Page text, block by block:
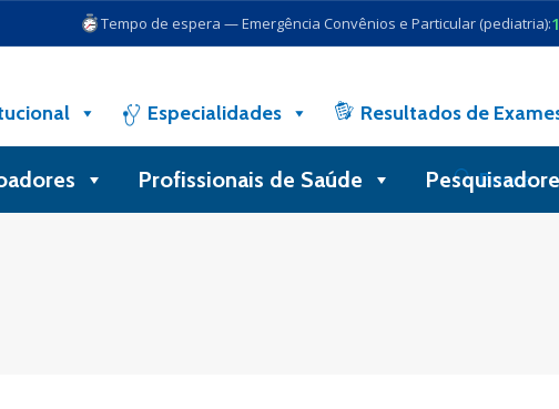
Tempo de espera — Emergência Convênios e Particular (pediatria):
Especialidades Resultados de
Busca
Profissionais de Saúde